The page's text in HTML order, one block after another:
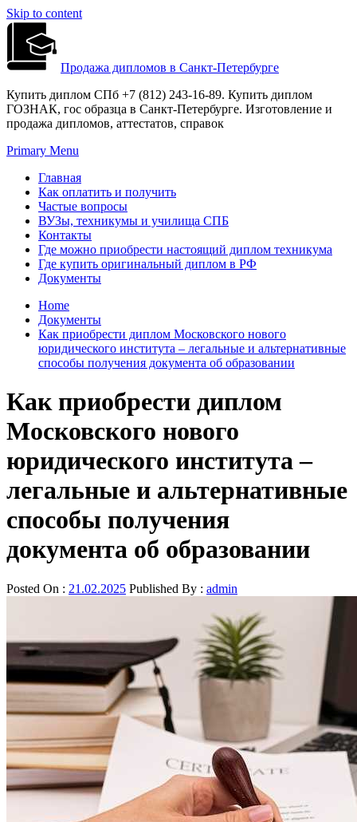
Skip to content
Продажа дипломов в Санкт-Петербурге
Купить диплом СПб +7 (812) 243-16-89. Купить диплом
ГОЗНАК, гос образца в Санкт-Петербурге. Изготовление и
продажа дипломов, аттестатов, справок
Primary Menu
Главная
Как оплатить и получить
Частые вопросы
ВУЗы, техникумы и училища СПБ
Контакты
Где можно приобрести настоящий диплом техникума
Где купить оригинальный диплом в РФ
Документы
Home
Документы
Как приобрести диплом Московского нового
юридического института – легальные и альтернативные
способы получения документа об образовании
Как приобрести диплом
Московского нового
юридического института –
легальные и альтернативные
способы получения
документа об образовании
Posted On : 21.02.2025 Published By : admin